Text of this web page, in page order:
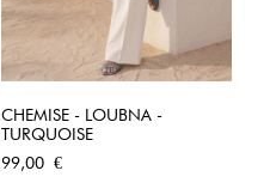
CHEMISE - LOUBNA -
TURQUOISE
Prix
99,00 €